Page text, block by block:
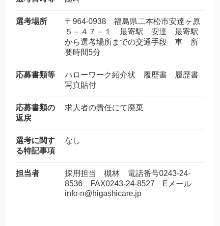
選考場所
〒964-0938 福島県二本松市安達ヶ原
５－４７－１ 最寄駅 安達 最寄駅
から選考場所までの交通手段 車 所
要時間5分
応募書類等
ハローワーク紹介状 履歴書 履歴書
写真貼付
応募書類の
返戻
求人者の責任にて廃棄
選考に関す
る特記事項
なし
担当者
採用担当 槻林 電話番号0243-24-
8536 FAX0243-24-8527 Eメール
info-n@higashicare.jp